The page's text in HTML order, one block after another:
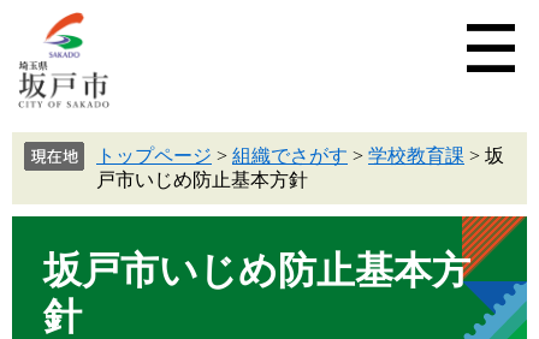
トップページ > 組織でさがす > 学校教育課 > 坂
戸市いじめ防止基本方針
坂戸市いじめ防止基本方
針